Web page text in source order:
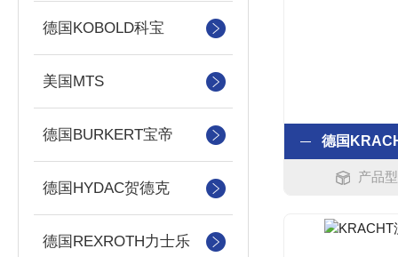
德国KOBOLD科宝
美国MTS
德国BURKERT宝帝
德国HYDAC贺德克
德国REXROTH力士乐
产品